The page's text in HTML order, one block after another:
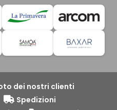
dei nostri clienti
Spedizioni